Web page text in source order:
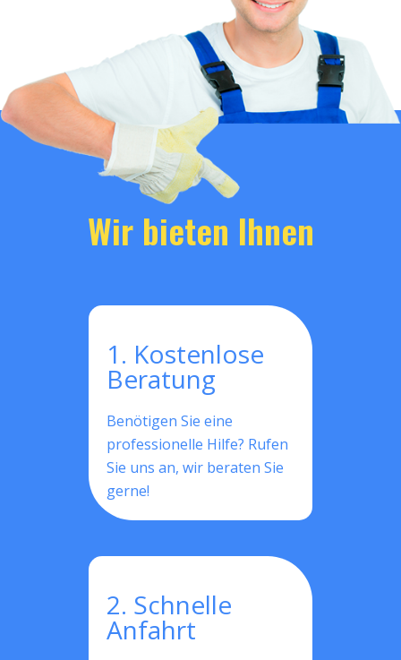
Wir bieten Ihnen
1. Kostenlose
Beratung
Benötigen Sie eine
professionelle Hilfe? Rufen
Sie uns an, wir beraten Sie
gerne!
2. Schnelle
Anfahrt